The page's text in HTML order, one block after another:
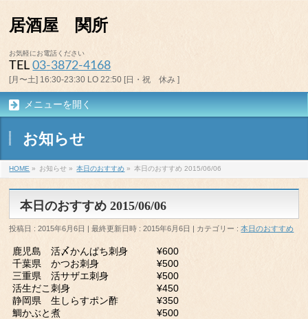
居酒屋 関所
お気軽にお電話ください
TEL03-3872-4168
[月〜土] 16:30-23:30 LO 22:50 [日・祝 休み ]
メニューを開く
お知らせ
HOME » お知らせ » 本日のおすすめ » 本日のおすすめ 2015/06/06
本日のおすすめ 2015/06/06
投稿日 : 2015年6月6日 最終更新日時 : 2015年6月6日 カテゴリー :本日のおすすめ
鹿児島 活〆かんぱち刺身 ¥600
千葉県 かつお刺身 ¥500
三重県 活サザエ刺身 ¥500
活生だこ刺身 ¥450
静岡県 生しらすポン酢 ¥350
鯛かぶと煮 ¥500